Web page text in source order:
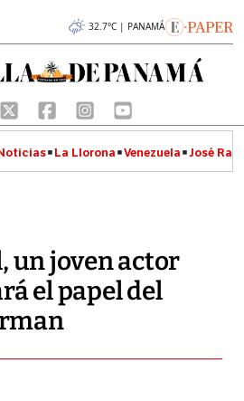
32.7°C | PANAMÁ
La Llorona Venezuela José
un joven actor
el papel del